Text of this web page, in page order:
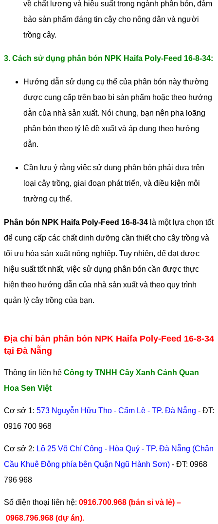
về chất lượng và hiệu suất trong ngành phân bón, đảm
bảo sản phẩm đáng tin cậy cho nông dân và người
trồng cây.
3. Cách sử dụng phân bón NPK Haifa Poly-Feed 16-8-34:
Hướng dẫn sử dụng cụ thể của phân bón này thường
được cung cấp trên bao bì sản phẩm hoặc theo hướng
dẫn của nhà sản xuất. Nói chung, bạn nên pha loãng
phân bón theo tỷ lệ đề xuất và áp dụng theo hướng
dẫn.
Cần lưu ý rằng việc sử dụng phân bón phải dựa trên
loại cây trồng, giai đoạn phát triển, và điều kiện môi
trường cụ thể.
Phân bón NPK Haifa Poly-Feed 16-8-34 là một lựa chọn tốt
để cung cấp các chất dinh dưỡng cần thiết cho cây trồng và
tối ưu hóa sản xuất nông nghiệp. Tuy nhiên, để đạt được
hiệu suất tốt nhất, việc sử dụng phân bón cần được thực
hiện theo hướng dẫn của nhà sản xuất và theo quy trình
quản lý cây trồng của bạn.
Địa chỉ bán phân bón NPK Haifa Poly-Feed 16-8-34
tại Đà Nẵng
Thông tin liên hệ Công ty TNHH Cây Xanh Cảnh Quan
Hoa Sen Việt
Cơ sở 1: 573 Nguyễn Hữu Thọ - Cẩm Lệ - TP. Đà Nẵng - ĐT:
0916 700 968
Cơ sở 2: Lô 25 Võ Chí Công - Hòa Quý - TP. Đà Nẵng (Chân
Cầu Khuê Đông phía bên Quận Ngũ Hành Sơn) - ĐT: 0968
796 968
​Số điện thoại liên hệ: 0916.700.968 (bán sỉ và lẻ) –
0968.796.968 (dự án).